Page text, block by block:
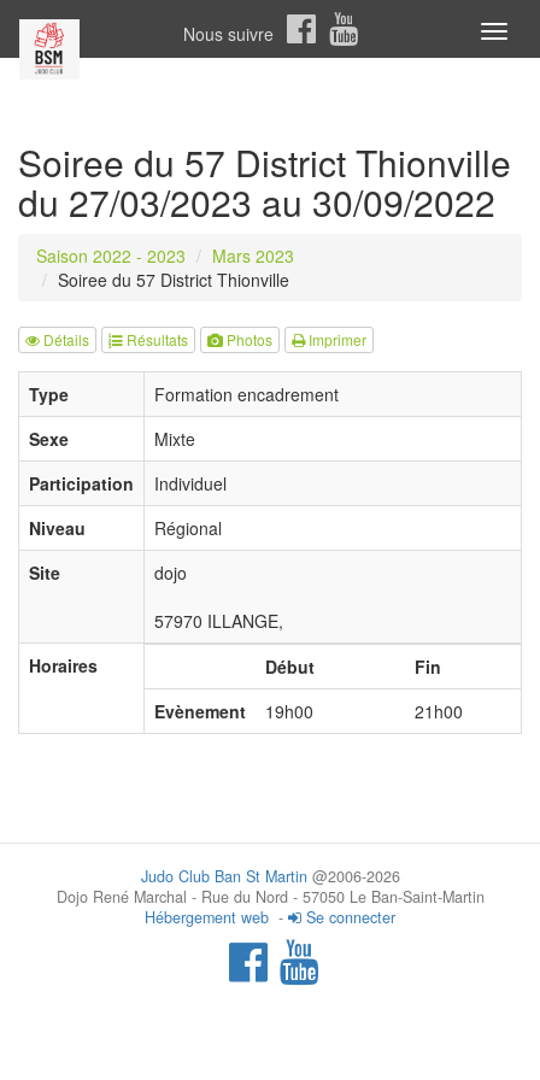
Nous suivre
Soiree du 57 District Thionville
du 27/03/2023 au 30/09/2022
Saison 2022 - 2023
Mars 2023
Soiree du 57 District Thionville
Détails Résultats Photos Imprimer
Type
Formation encadrement
Sexe
Mixte
Participation
Individuel
Niveau
Régional
Site
dojo
57970 ILLANGE,
Horaires
Début
Fin
Evènement
19h00 21h00
Judo Club Ban St Martin@2006-2026
Dojo René Marchal - Rue du Nord - 57050 Le Ban-Saint-Martin
Hébergement web - Se connecter